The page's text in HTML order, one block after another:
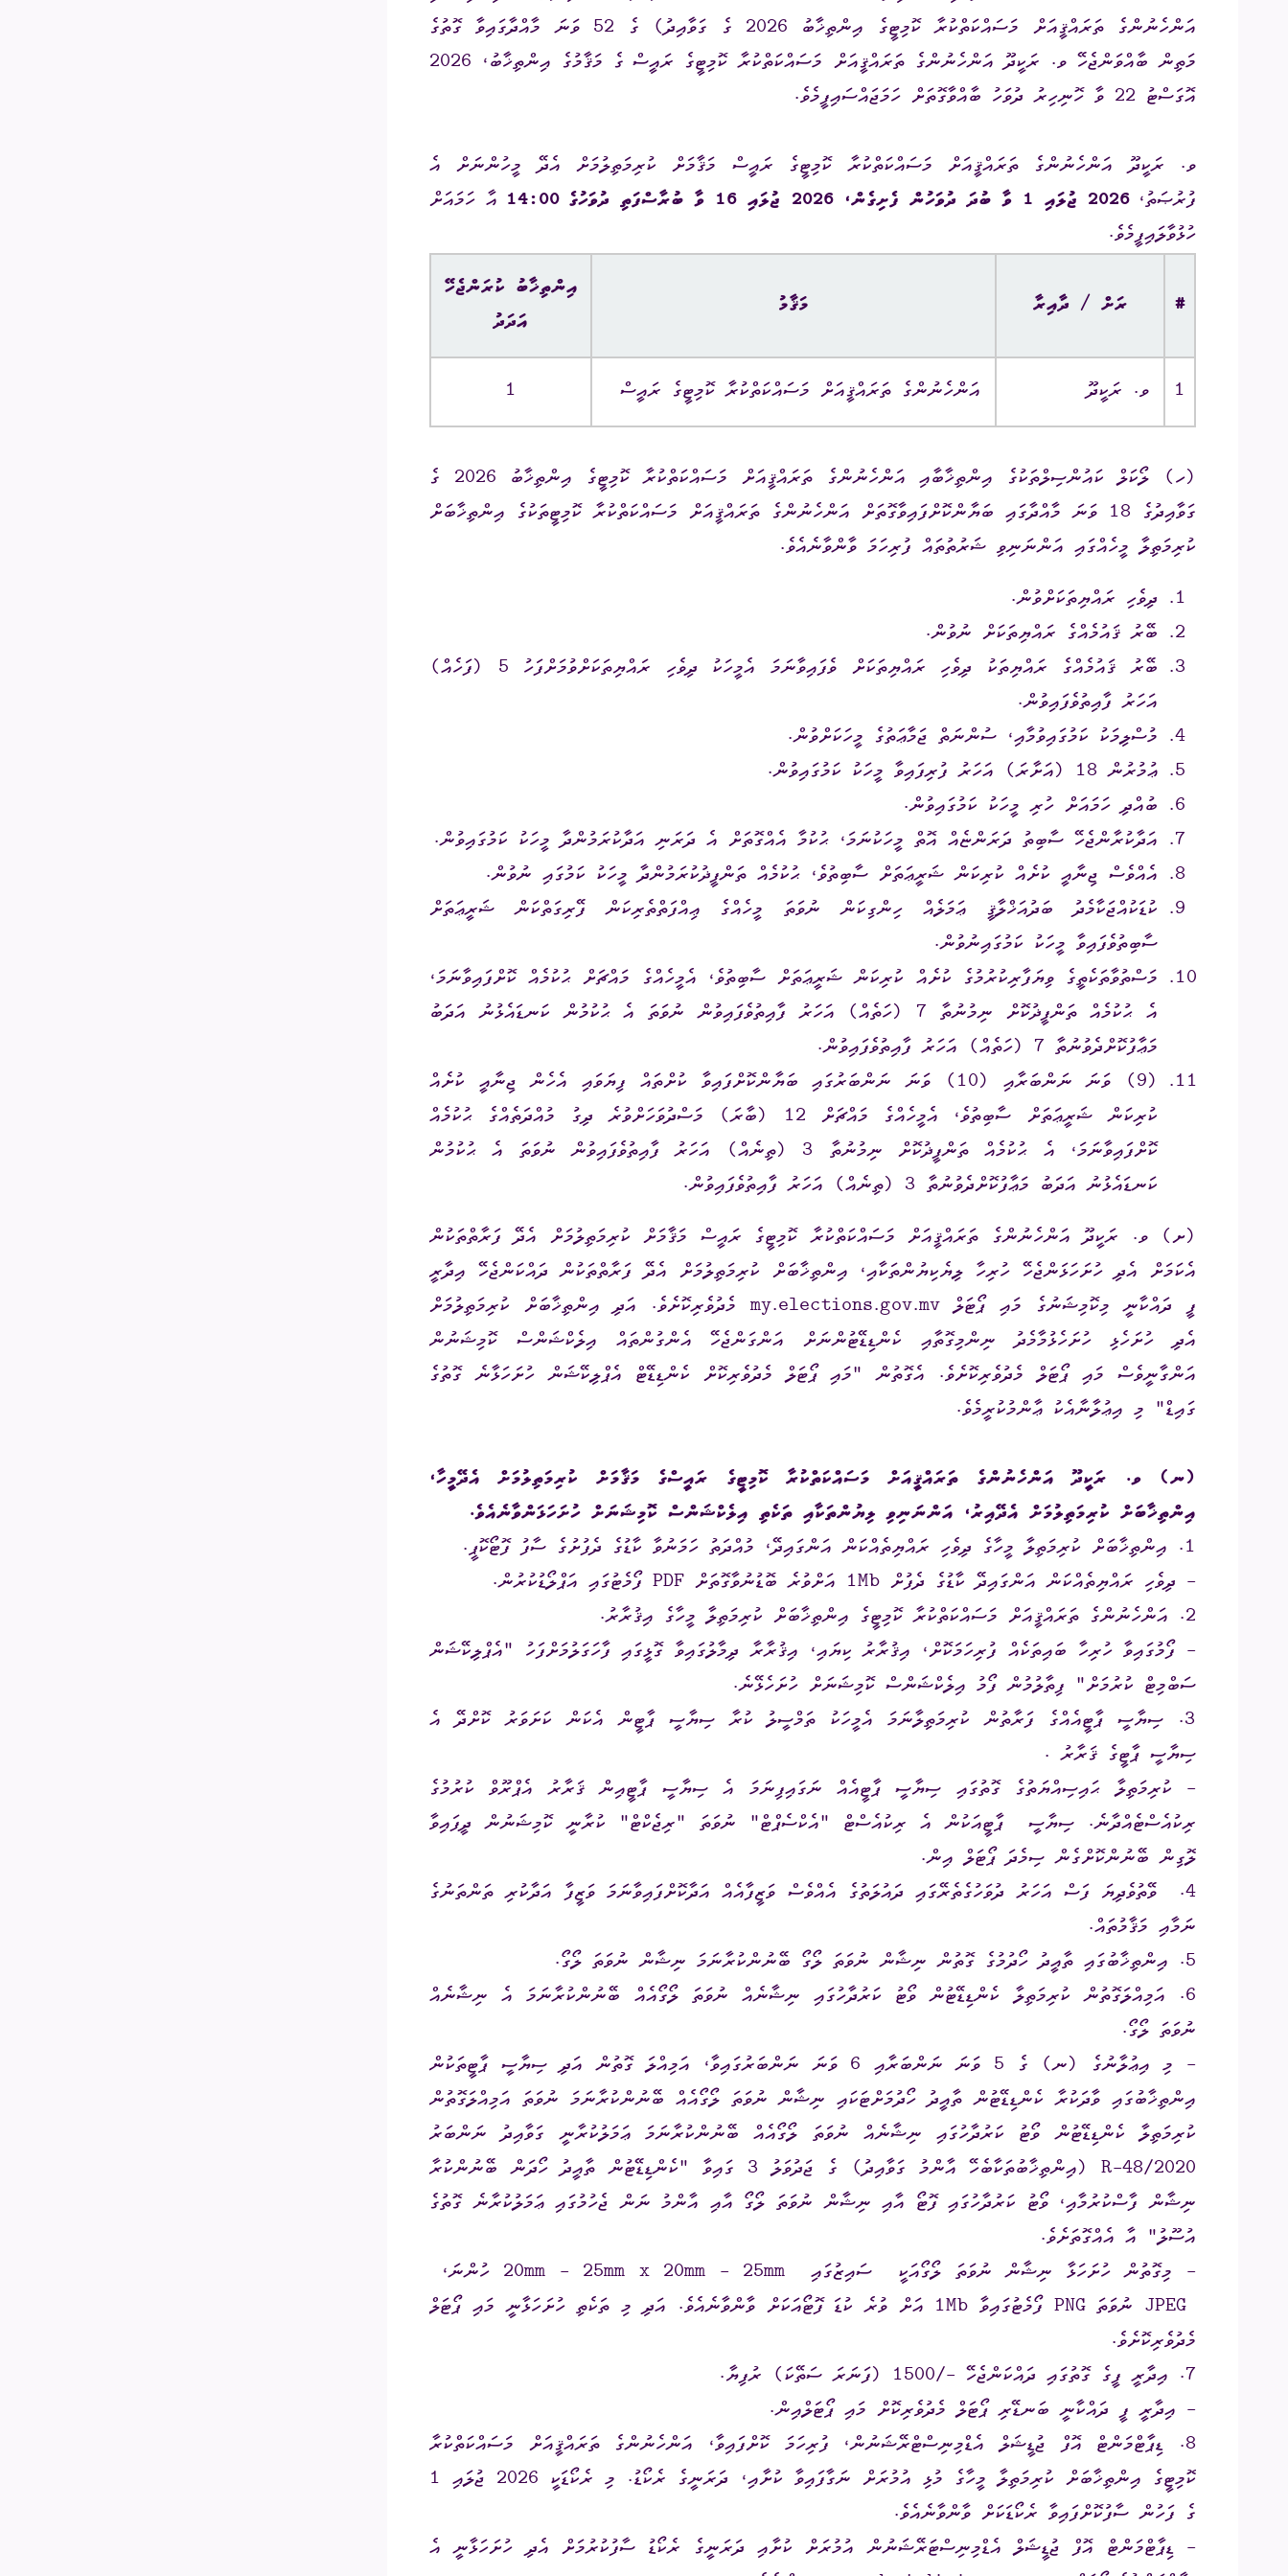
އަންހެނުންގެ ތަރައްޤީއަށް މަސައްކަތްކުރާ ކޮމިޓީގެ އިންތިޚާބު 2026 ގެ ގަވާއިދު) ގެ 52 ވަނަ މާއްދާގައިވާ ގޮތުގެ
މަތިން ބާއްވަންޖެހޭ ވ. ރަކީދޫ އަންހެނުންގެ ތަރައްޤީއަށް މަސައްކަތްކުރާ ކޮމިޓީގެ ރައީސް ގެ މަޤާމުގެ އިންތިޚާބު، 2026
އޮގަސްޓު 22 ވާ ހޮނިހިރު ދުވަހު ބާއްވާގޮތަށް ހަމަޖައްސައިފީމެވެ.
ވ. ރަކީދޫ އަންހެނުންގެ ތަރައްޤީއަށް މަސައްކަތްކުރާ ކޮމިޓީގެ ރައީސް މަޤާމަށް ކުރިމަތިލުމަށް އެދޭ މީހުންނަށް އެ
ފުރުޞަތު،2026 ޖުލައި 1 ވާ ބުދަ ދުވަހުން ފެށިގެން ،2026 ޖުލައި 16 ވާ ބުރާސްފަތި ދުވަހުގެ 14:00 އާ ހަމައަށް
ހުޅުވާލައިފީމެވެ.
# ރަށް / ދާއިރާ މަޤާމު
އިންތިޚާބު ކުރަންޖެހޭ
އަދަދު
1 ވ. ރަކީދޫ އަންހެނުންގެ ތަރައްޤީއަށް މަސައްކަތްކުރާ ކޮމިޓީގެ ރައީސް 1
(ހ) ލޯކަލް ކައުންސިލްތަކުގެ އިންތިޚާބާއި އަންހެނުންގެ ތަރައްޤީއަށް މަސައްކަތްކުރާ ކޮމިޓީގެ އިންތިޚާބު 2026 ގެ
ގަވާއިދުގެ 18 ވަނަ މާއްދާގައި ބަޔާންކޮށްފައިވާގޮތަށް އަންހެނުންގެ ތަރައްޤީއަށް މަސައްކަތްކުރާ ކޮމިޓީތަކުގެ އިންތިޚާބަށް
ކުރިމަތިލާ މީހެއްގައި އަންނަނިވި ޝަރުތުތައް ފުރިހަމަ ވާންވާނެއެވެ.
ދިވެހި ރައްޔިތަކަށްވުން.
ބޭރު ޤައުމެއްގެ ރައްޔިތަކަށް ނުވުން.
ބޭރު ޤައުމެއްގެ ރައްޔިތަކު ދިވެހި ރައްޔިތަކަށް ވެފައިވާނަމަ އެމީހަކު ދިވެހި ރައްޔިތަކަށްވުމަށްފަހު 5 (ފަހެއް)
އަހަރު ފާއިތުވެފައިވުން.
މުސްލިމަކު ކަމުގައިވުމާއި، ސުންނަތް ޖަމާޢަތުގެ މީހަކަށްވުން.
ޢުމުރުން 18 (އަށާރަ) އަހަރު ފުރިފައިވާ މީހަކު ކަމުގައިވުން.
ބުއްދި ހަމައަށް ހުރި މީހަކު ކަމުގައިވުން.
އަދާކުރާންޖެހޭ ސާބިތު ދަރަންޏެއް އޮތް މީހަކުނަމަ، ޙުކުމާ އެއްގޮތަށް އެ ދަރަނި އަދާކުރަމުންދާ މީހަކު ކަމުގައިވުން.
އެއްވެސް ޖިނާއީ ކުށެއް ކުރިކަން ޝަރީޢަތަށް ސާބިތުވެ، ޙުކުމެއް ތަންފީޛުކުރަމުންދާ މީހަކު ކަމުގައި ނުވުން.
ކުޑަކުއްޖަކާމެދު ބަދުއަޚްލާޤީ ޢަމަލެއް ހިންގިކަން ނުވަތަ މީހެއްގެ ޢިއްފަތްތެރިކަން ފޭރިގަތްކަން ޝަރީޢަތަށް
ސާބިތުވެފައިވާ މީހަކު ކަމުގައިނުވުން.
މަސްތުވާތަކެތީގެ ވިޔަފާރިކުރުމުގެ ކުށެއް ކުރިކަން ޝަރީޢަތަށް ސާބިތުވެ، އެމީހެއްގެ މައްޗަށް ޙުކުމެއް ކޮށްފައިވާނަމަ،
އެ ޙުކުމެއް ތަންފީޛުކޮށް ނިމުނުތާ 7 (ހަތެއް) އަހަރު ފާއިތުވެފައިވުން ނުވަތަ އެ ޙުކުމުން ކަނޑައެޅުނު އަދަބު
މަޢާފުކޮށްދެވުނުތާ 7 (ހަތެއް) އަހަރު ފާއިތުވެފައިވުން.
(9) ވަނަ ނަންބަރާއި (10) ވަނަ ނަންބަރުގައި ބަޔާންކޮށްފައިވާ ކުށްތައް ފިޔަވައި އެހެން ޖިނާއީ ކުށެއް
ކުރިކަން ޝަރީޢަތަށް ސާބިތުވެ، އެމީހެއްގެ މައްޗަށް 12 (ބާރަ) މަސްދުވަހަށްވުރެ ދިގު މުއްދަތެއްގެ ޙުކުމެއް
ކޮށްފައިވާނަމަ، އެ ޙުކުމެއް ތަންފީޛުކޮށް ނިމުނުތާ 3 (ތިނެއް) އަހަރު ފާއިތުވެފައިވުން ނުވަތަ އެ ޙުކުމުން
ކަނޑައެޅުނު އަދަބު މަޢާފުކޮށްދެވުނުތާ 3 (ތިނެއް) އަހަރު ފާއިތުވެފައިވުން.
(ށ) ވ. ރަކީދޫ އަންހެނުންގެ ތަރައްޤީއަށް މަސައްކަތްކުރާ ކޮމިޓީގެ ރައީސް މަޤާމަށް ކުރިމަތިލުމަށް އެދޭ ފަރާތްތަކުން
އެކަމަށް އެދި ހުށަހަޅަންޖެހޭ ހުރިހާ ލިޔެކިޔުންތަކާއި، އިންތިޚާބަށް ކުރިމަތިލުމަށް އެދޭ ފަރާތްތަކުން ދައްކަންޖެހޭ އިދާރީ
ފީ ދައްކާނީ މިކޮމިޝަނުގެ މައި ޕޯޓަލް my.elections.gov.mv މެދުވެރިކޮށެވެ. އަދި އިންތިޚާބަށް ކުރިމަތިލުމަށް
އެދި ހުށަހެޅި ހުށަހެޅުމާމެދު ނިންމިގޮތާއި ކެންޑިޑޭޓުންނަށް އަންގަންޖެހޭ އެންގުންތައް އިލެކްޝަންސް ކޮމިޝަނުން
އަންގާނީވެސް މައި ޕޯޓަލް މެދުވެރިކޮށެވެ. އެގޮތުން "މައި ޕޯޓަލް މެދުވެރިކޮށް ކެންޑިޑޭޓް އެޕްލިކޭޝަން ހުށަހަޅާނެ ގޮތުގެ
ގައިޑް" މި އިޢުލާނާއެކު ޢާންމުކުރީމެވެ.
(ނ) ވ. ރަކީދޫ އަންހެނުންގެ ތަރައްޤީއަށް މަސައްކަތްކުރާ ކޮމިޓީގެ ރައީސްގެ މަޤާމަށް ކުރިމަތިލުމަށް އެދޭމީހާ،
އިންތިޚާބަށް ކުރިމަތިލުމަށް އެދޭއިރު، އަންނަނިވި ލިޔުންތަކާއި ތަކެތި އިލެކްޝަންސް ކޮމިޝަނަށް ހުށަހަޅަންވާނެއެވެ.
1. އިންތިޚާބަށް ކުރިމަތިލާ މީހާގެ ދިވެހި ރައްޔިތެއްކަން އަންގައިދޭ، މުއްދަތު ހަމަނުވާ ކާޑުގެ ދެފުށުގެ ސާފު ފޮޓޯކޮޕީ.
- ދިވެހި ރައްޔިތެއްކަން އަންގައިދޭ ކާޑުގެ ދެފުށް 1Mb އަށްވުރެ ބޮޑުނުވާގޮތަށް PDF ފޯމެޓުގައި އަޕްލޯޑުކުރުން.
2. އަންހެނުންގެ ތަރައްޤީއަށް މަސައްކަތްކުރާ ކޮމިޓީގެ އިންތިޚާބަށް ކުރިމަތިލާ މީހާގެ އިޤުރާރު.
- ފޯމުގައިވާ ހުރިހާ ބައިތަކެއް ފުރިހަމަކޮށް، އިޤުރާރު ކިޔައި، އިޤުރާރާ ދިމާލުގައިވާ ގޮޅީގައި ފާހަގަލުމަށްފަހު "އެޕްލިކޭޝަން
ސަބްމިޓް ކުރުމަށް" ފިތާލުމުން ފޯމު އިލެކްޝަންސް ކޮމިޝަނަށް ހުށަހެޅޭނެ.
3. ސިޔާސީ ޕާޓީއެއްގެ ފަރާތުން ކުރިމަތިލާނަމަ އެމީހަކު ތަމްސީލު ކުރާ ސިޔާސީ ޕާޓީން އެކަން ކަށަވަރު ކޮށްދޭ އެ
ސިޔާސީ ޕާޓީގެ ޤަރާރު .
- ކުރިމަތިލާ ޙައިސިއްޔަތުގެ ގޮތުގައި ސިޔާސީ ޕާޓީއެއް ނަގައިފިނަމަ އެ ސިޔާސީ ޕާޓީއިން ޤަރާރު އެޕްރޫވް ކުރުމުގެ
ރިކުއެސްޓެއްދާނެ. ސިޔާސީ ޕާޓީއަކުން އެ ރިކުއެސްޓް "އެކްސެޕްޓް" ނުވަތަ "ރިޖެކްޓް" ކުރާނީ ކޮމިޝަނުން ދީފައިވާ
ލޮގިން ބޭނުންކޮށްގެން ސިމެދަ ޕޯޓަލް އިން.
4. ވޭތުވެދިޔަ ފަސް އަހަރު ދުވަހުގެތެރޭގައި ދައުލަތުގެ އެއްވެސް ވަޒީފާއެއް އަދާކޮށްފައިވާނަމަ ވަޒީފާ އަދާކުރި ތަންތަނުގެ
ނަމާއި މަޤާމުތައް.
5. އިންތިޚާބުގައި ތާއީދު ހޯދުމުގެ ގޮތުން ނިޝާން ނުވަތަ ލޯގޯ ބޭނުންކުރާނަމަ ނިޝާން ނުވަތަ ލޯގޯ.
6. އަމިއްލަގޮތުން ކުރިމަތިލާ ކެންޑިޑޭޓުން ވޯޓު ކަރުދާހުގައި ނިޝާނެއް ނުވަތަ ލޯގޯއެއް ބޭނުންކުރާނަމަ އެ ނިޝާނެއް
ނުވަތަ ލޯގޯ.
- މި އިޢުލާނުގެ (ނ) ގެ 5 ވަނަ ނަންބަރާއި 6 ވަނަ ނަންބަރުގައިވާ، އަމިއްލަ ގޮތުން އަދި ސިޔާސީ ޕާޓީތަކުން
އިންތިޚާބުގައި ވާދަކުރާ ކެންޑިޑޭޓުން ތާއީދު ހޯދުމަށްޓަކައި ނިޝާން ނުވަތަ ލޯގޯއެއް ބޭނުންކުރާނަމަ ނުވަތަ އަމިއްލަގޮތުން
ކުރިމަތިލާ ކެންޑިޑޭޓުން ވޯޓު ކަރުދާހުގައި ނިޝާނެއް ނުވަތަ ލޯގޯއެއް ބޭނުންކުރާނަމަ ޢަމަލުކުރާނީ ގަވާއިދު ނަންބަރު
2020/R-48 (އިންތިޚާބުތަކާބެހޭ އާންމު ގަވާއިދު) ގެ ޖަދުވަލު 3 ގައިވާ "ކެންޑިޑޭޓުން ތާއީދު ހޯދަން ބޭނުންކުރާ
ނިޝާން ފާސްކުރުމާއި، ވޯޓު ކަރުދާހުގައި ފޮޓޯ އާއި ނިޝާން ނުވަތަ ލޯގޯ އާއި އާންމު ނަން ޖެހުމުގައި ޢަމަލުކުރާނެ ގޮތުގެ
އުސޫލު" އާ އެއްގޮތަށެވެ.
- މިގޮތުން ހުށަހަޅާ ނިޝާން ނުވަތަ ލޯގޯއަކީ ސައިޒުގައި 20mm - 25mm x 20mm - 25mm ހުންނަ،
JPEG ނުވަތަ PNG ފޯމެޓުގައިވާ 1Mb އަށް ވުރެ ކުޑަ ފޮޓޯއަކަށް ވާންވާނެއެވެ. އަދި މި ތަކެތި ހުށަހަޅާނީ މައި ޕޯޓަލް
މެދުވެރިކޮށެވެ.
7. އިދާރީ ފީގެ ގޮތުގައި ދައްކަންޖެހޭ -/1500 (ފަނަރަ ސަތޭކަ) ރުފިޔާ.
- އިދާރީ ފީ ދައްކާނީ ބަނޑޭރި ޕޯޓަލް މެދުވެރިކޮށް މައި ޕޯޓަލްއިން.
8. ޑިޕާޓްމަންޓް އޮފް ޖުޑީޝަލް އެޑްމިނިސްޓްރޭޝަނުން، ފުރިހަމަ ކޮށްފައިވާ، އަންހެނުންގެ ތަރައްޤީއަށް މަސައްކަތްކުރާ
ކޮމިޓީގެ އިންތިޚާބަށް ކުރިމަތިލާ މީހާގެ މުޅި އުމުރަށް ނަގާފައިވާ ކުށާއި، ދަރަނީގެ ރެކޯޑު. މި ރެކޯޑަކީ 2026 ޖުލައި 1
ގެ ފަހުން ސާފުކޮށްފައިވާ ރެކޯޑަކަށް ވާންވާނެއެވެ.
- ޑިޕާޓްމަންޓް އޮފް ޖުޑީޝަލް އެޑްމިނިސްޓަރޭޝަނުން އުމުރަށް ކުށާއި ދަރަނީގެ ރެކޯޑު ސާފުކުރުމަށް އެދި ހުށަހަޅާނީ އެ